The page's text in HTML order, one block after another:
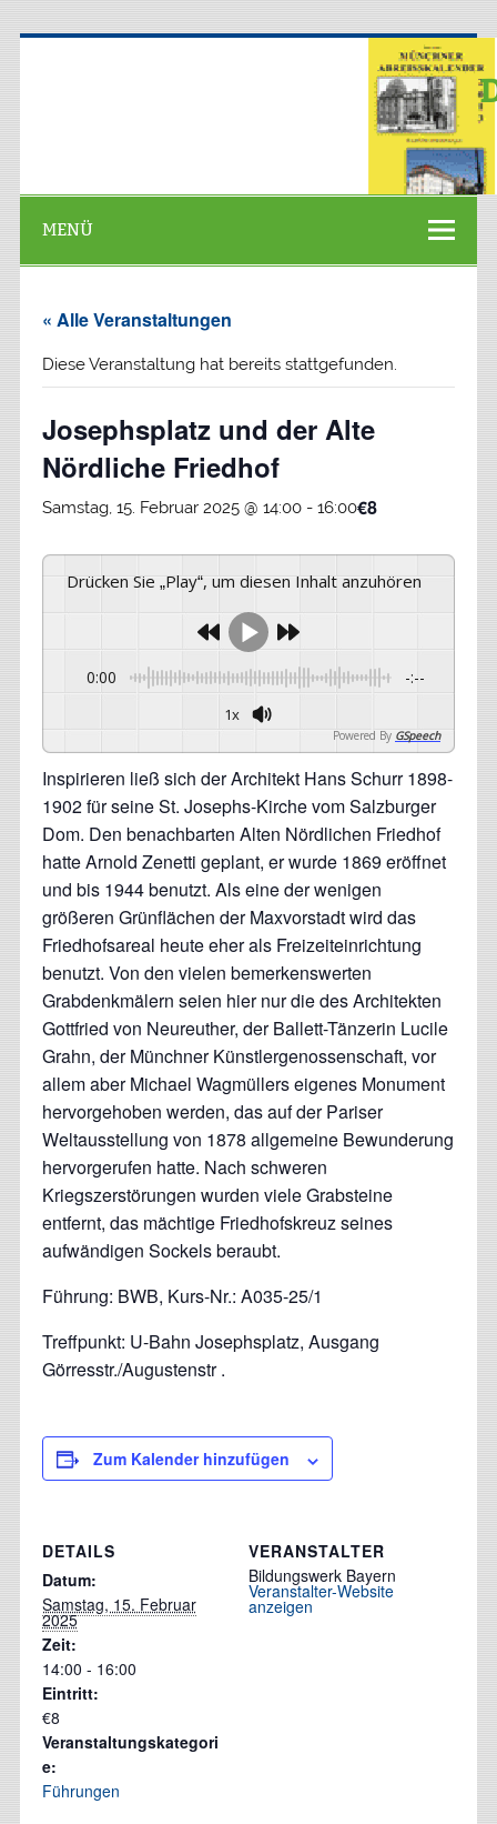
Zum
MENÜ
« Alle Veranstaltungen
Diese Veranstaltung hat bereits stattgefunden.
Josephsplatz und der Alte
Nördliche Friedhof
Samstag, 15. Februar 2025 @ 14:00- 16:00€8
Drücken Sie „Play“, um diesen Inhalt anzuhören
0:00 -:--
1x
Powered By GSpeech
Inspirieren ließ sich der Architekt Hans Schurr 1898-
1902 für seine St. Josephs-Kirche vom Salzburger
Dom. Den benachbarten Alten Nördlichen Friedhof
hatte Arnold Zenetti geplant, er wurde 1869 eröffnet
und bis 1944 benutzt. Als eine der wenigen
größeren Grünflächen der Maxvorstadt wird das
Friedhofsareal heute eher als Freizeiteinrichtung
benutzt. Von den vielen bemerkenswerten
Grabdenkmälern seien hier nur die des Architekten
Gottfried von Neureuther, der Ballett-Tänzerin Lucile
Grahn, der Münchner Künstlergenossenschaft, vor
allem aber Michael Wagmüllers eigenes Monument
hervorgehoben werden, das auf der Pariser
Weltausstellung von 1878 allgemeine Bewunderung
hervorgerufen hatte. Nach schweren
Kriegszerstörungen wurden viele Grabsteine
entfernt, das mächtige Friedhofskreuz seines
aufwändigen Sockels beraubt.
Führung: BWB, Kurs-Nr.: A035-25/1
Treffpunkt: U-Bahn Josephsplatz, Ausgang
Görresstr./Augustenstr .
Zum Kalender hinzufügen
DETAILS
Datum:
Samstag, 15. Februar
2025
Zeit:
14:00 - 16:00
Eintritt:
€8
Veranstaltungskategori
e:
Führungen
VERANSTALTER
Bildungswerk Bayern
Veranstalter-Website
anzeigen